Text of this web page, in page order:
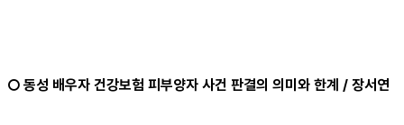
○ 동성 배우자 건강보험 피부양자 사건 판결의 의미와 한계 / 장서연